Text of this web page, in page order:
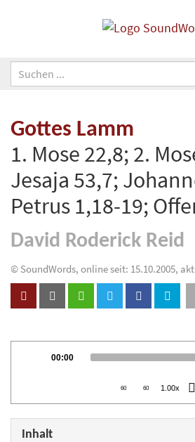
Gottes Lamm
1. Mose 22,8; 2.
Jesaja 53,7;
Petrus 1,18-19;
David Roderick Reid
© SoundWords, online seit: 15.10.2005,
Current
00:00
60 60 1.00x
Inhalt